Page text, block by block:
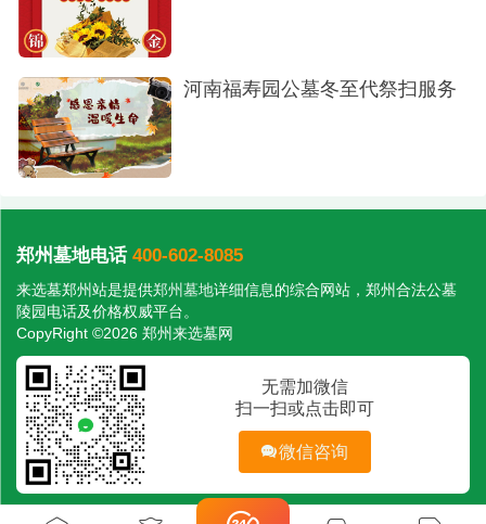
河南福寿园公墓冬至代祭扫服务
郑州墓地电话 400-602-8085
来选墓郑州站是提供郑州墓地详细信息的综合网站，郑州合法公墓
陵园电话及价格权威平台。
CopyRight ©2026 郑州来选墓网
无需加微信
扫一扫或点击即可
微信咨询